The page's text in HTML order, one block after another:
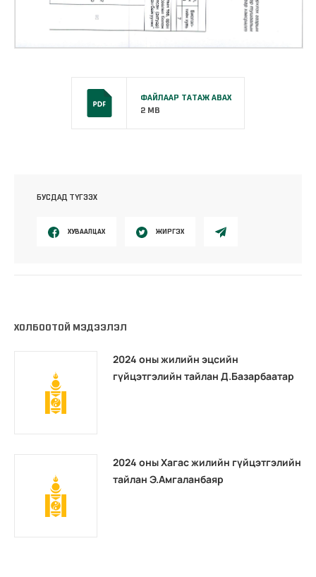
ФАЙЛААР ТАТАЖ АВАХ
2 MB
БУСДАД ТҮГЭЭХ
ХУВААЛЦАХ ЖИРГЭХ
ХОЛБООТОЙ МЭДЭЭЛЭЛ
2024 оны жилийн эцсийн
гүйцэтгэлийн тайлан Д.Базарбаатар
2024 оны Хагас жилийн гүйцэтгэлийн
тайлан Э.Амгаланбаяр